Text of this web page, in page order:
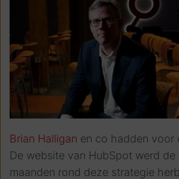
Brian Halligan en co hadden voor
De website van HubSpot werd de
maanden rond deze strategie